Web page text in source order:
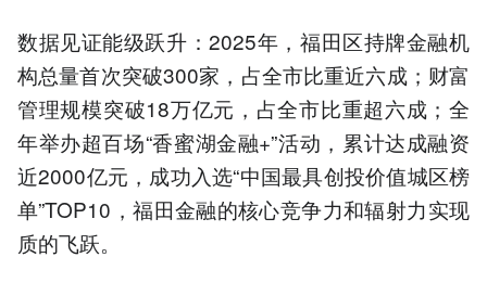
数据见证能级跃升：2025年，福田区持牌金融机
构总量首次突破300家，占全市比重近六成；财富
管理规模突破18万亿元，占全市比重超六成；全
年举办超百场“香蜜湖金融+”活动，累计达成融资
近2000亿元，成功入选“中国最具创投价值城区榜
单”TOP10，福田金融的核心竞争力和辐射力实现
质的飞跃。